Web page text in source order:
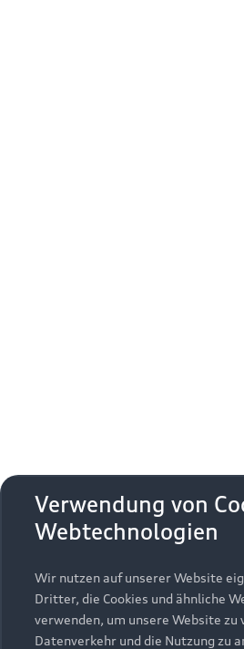
Modelle
Alle Modelle
Modelle vergleichen
Kaufen & leasen
Neuwagensuche
Service & Zubehör
Verwendung von
Webtechnologien
Wir nutzen auf unserer Website
Dritter, die Cookies und ähnliche
verwenden, um unsere Website zu
Datenverkehr und die Nutzung zu